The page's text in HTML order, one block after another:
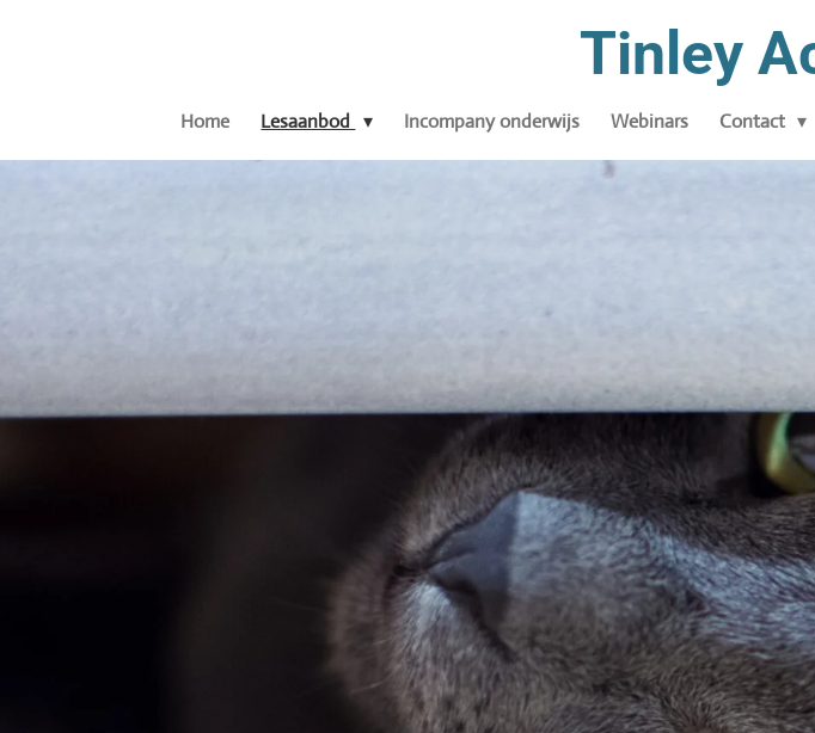
Tinley
Home Lesaanbod Incompany onderwijs Webinars Contact